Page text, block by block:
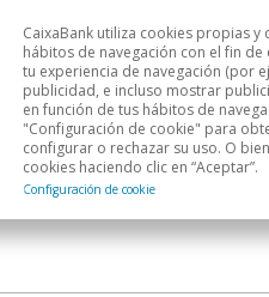
Análisis sectorial
CaixaBank utiliza cookies propias
hábitos de navegación con el fin
tu experiencia de navegación (por
publicidad, e incluso mostrar
en función de tus hábitos de
"Configuración de cookie" para
configurar o rechazar su uso. O
cookies haciendo clic en “Aceptar”.
Configuración de cookie